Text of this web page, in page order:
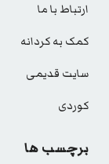
ارتباط با ما
کمک به کردانه
سایت قدیمی
کوردی
برچسب ها